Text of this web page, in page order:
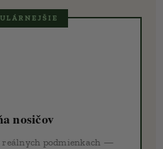
nosičov
reálnych podmienkach —